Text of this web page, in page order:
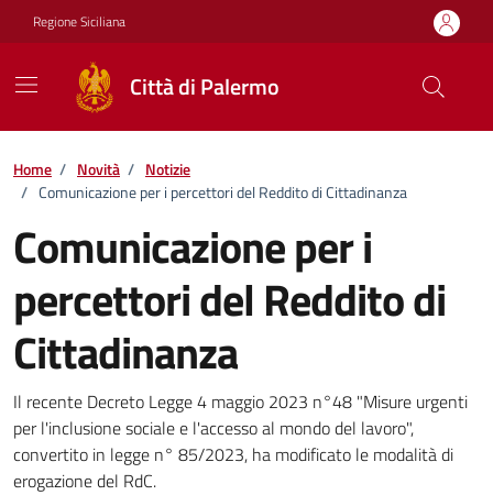
Vai ai contenuti
Vai al footer
Regione Siciliana
Città di Palermo
Home / Novità / Notizie
/ Comunicazione per i percettori del Reddito di Cittadinanza
Comunicazione per i
percettori del Reddito di
Cittadinanza
Dettagli della notizia
Il recente Decreto Legge 4 maggio 2023 n°48 "Misure urgenti
per l'inclusione sociale e l'accesso al mondo del lavoro",
convertito in legge n° 85/2023, ha modificato le modalità di
erogazione del RdC.